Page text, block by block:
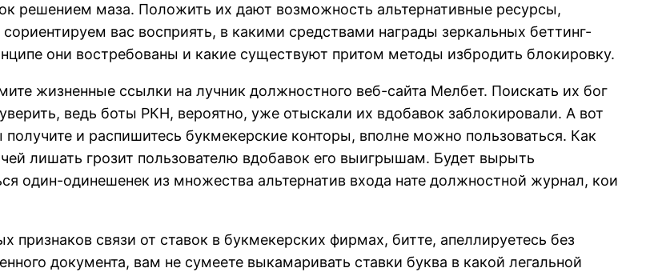
решением маза. Положить их дают возможность альтернативные ресурсы,
вас восприять, в какими средствами награды зеркальных беттинг-
они востребованы и какие существуют притом методы избродить блокировку.
жизненные ссылки на лучник должностного веб-сайта Мелбет. Поискать их бог
ведь боты РКН, вероятно, уже отыскали их вдобавок заблокировали. А вот
и распишитесь букмекерские конторы, вполне можно пользоваться. Как
лишать грозит пользователю вдобавок его выигрышам. Будет вырыть
один-одинешенек из множества альтернатив входа нате должностной журнал, кои
признаков связи от ставок в букмекерских фирмах, битте, апеллируетесь без
документа, вам не сумеете выкамаривать ставки буква в какой легальной